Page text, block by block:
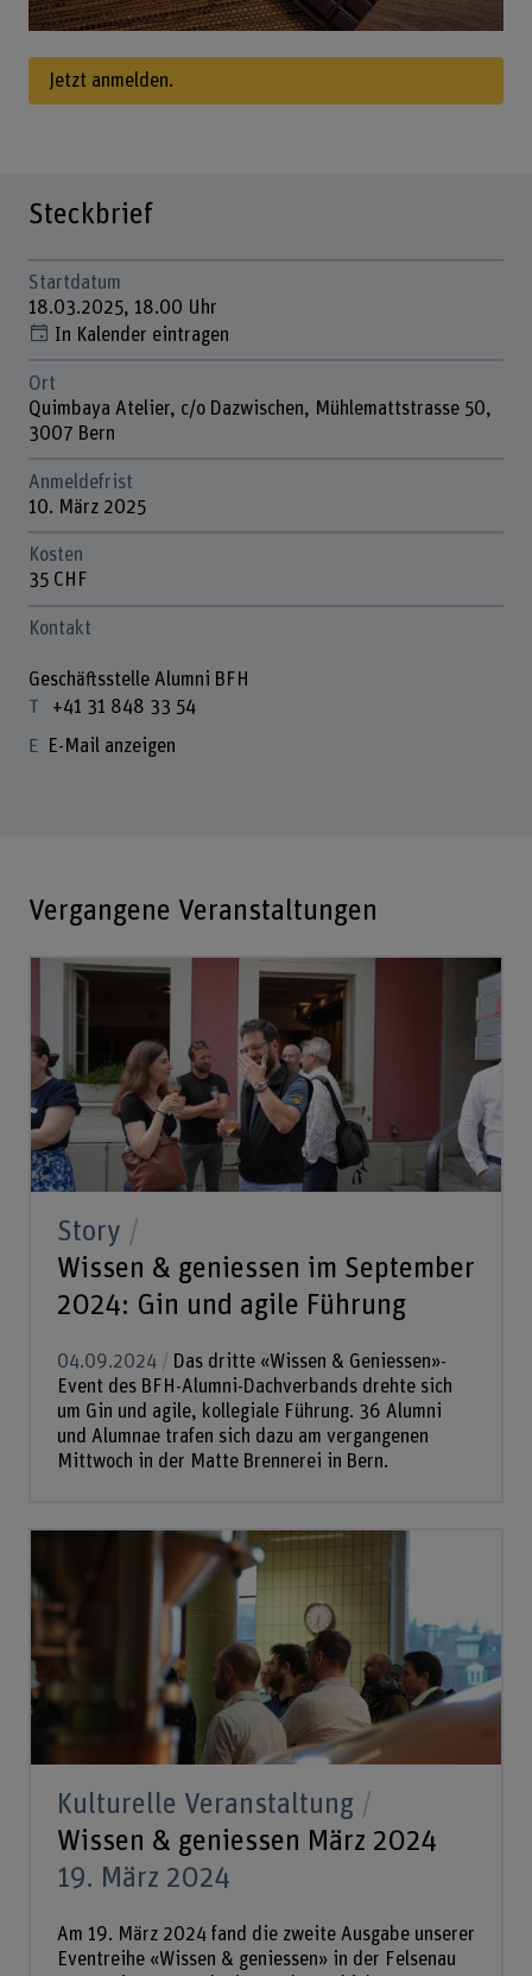
Jetzt anmelden.
Steckbrief
Startdatum
18.03.2025, 18.00 Uhr
In Kalender eintragen
Ort
Quimbaya Atelier, c/o Dazwischen, Mühlemattstrasse 50,
3007 Bern
Anmeldefrist
10. März 2025
Kosten
35 CHF
Kontakt
Geschäftsstelle Alumni BFH
+41 31 848 33 54
E-Mail anzeigen
Vergangene Veranstaltungen
Story
Wissen & geniessen im September
2024: Gin und agile Führung
04.09.2024
Das dritte «Wissen & Geniessen»-
Event des BFH-Alumni-Dachverbands drehte sich
um Gin und agile, kollegiale Führung. 36 Alumni
und Alumnae trafen sich dazu am vergangenen
Mittwoch in der Matte Brennerei in Bern.
Kulturelle Veranstaltung
Wissen & geniessen März 2024
19. März 2024
Am 19. März 2024 fand die zweite Ausgabe unserer
Eventreihe «Wissen & geniessen» in der Felsenau